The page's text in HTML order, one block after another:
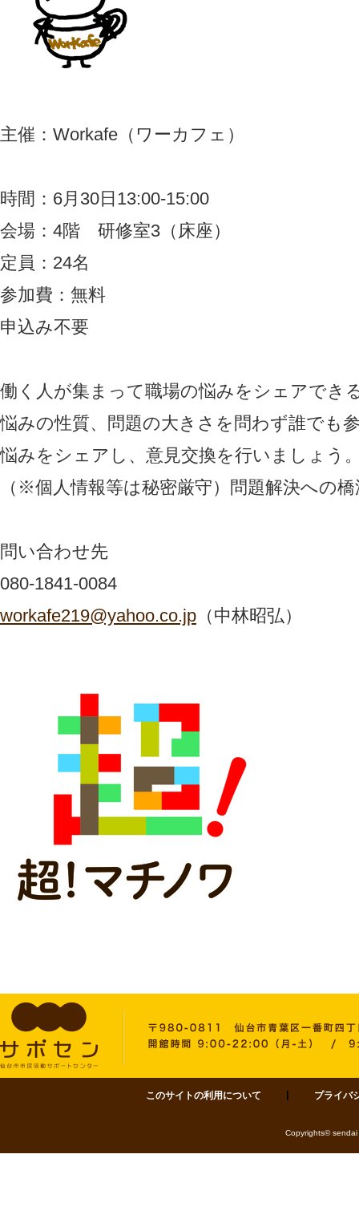
主催：Workafe（ワーカフェ）
時間：6月30日13:00-15:00
会場：4階 研修室3（床座）
定員：24名
参加費：無料
申込み不要
働く人が集まって職場の悩みをシェアでき
悩みの性質、問題の大きさを問わず誰でも
悩みをシェアし、意見交換を行いましょう
（※個人情報等は秘密厳守）問題解決への
問い合わせ先
080-1841-0084
workafe219@yahoo.co.jp （中林昭弘）
サポセン 仙台市市民活動サポートセンター 〒980-0811 仙台市青葉区一
このサイトの利用について プライバ
Copyrights©